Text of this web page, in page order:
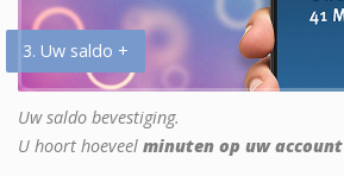
3. Uw saldo +
Uw saldo bevestiging.
U hoort hoeveel minuten op uw account